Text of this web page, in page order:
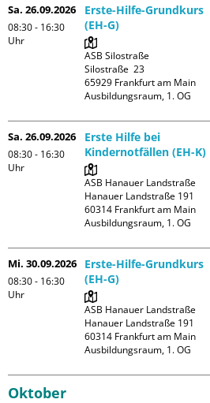
Sa. 26.09.2026
08:30 - 16:30
Uhr
Erste-Hilfe-Grundkurs
(EH-G)
ASB Silostraße
Silostraße  23
65929 Frankfurt am Main
Ausbildungsraum, 1. OG
Sa. 26.09.2026
08:30 - 16:30
Uhr
Erste Hilfe bei
Kindernotfällen (EH-K)
ASB Hanauer Landstraße
Hanauer Landstraße 191
60314 Frankfurt am Main
Ausbildungsraum, 1. OG
Mi. 30.09.2026
08:30 - 16:30
Uhr
Erste-Hilfe-Grundkurs
(EH-G)
ASB Hanauer Landstraße
Hanauer Landstraße 191
60314 Frankfurt am Main
Ausbildungsraum, 1. OG
Oktober